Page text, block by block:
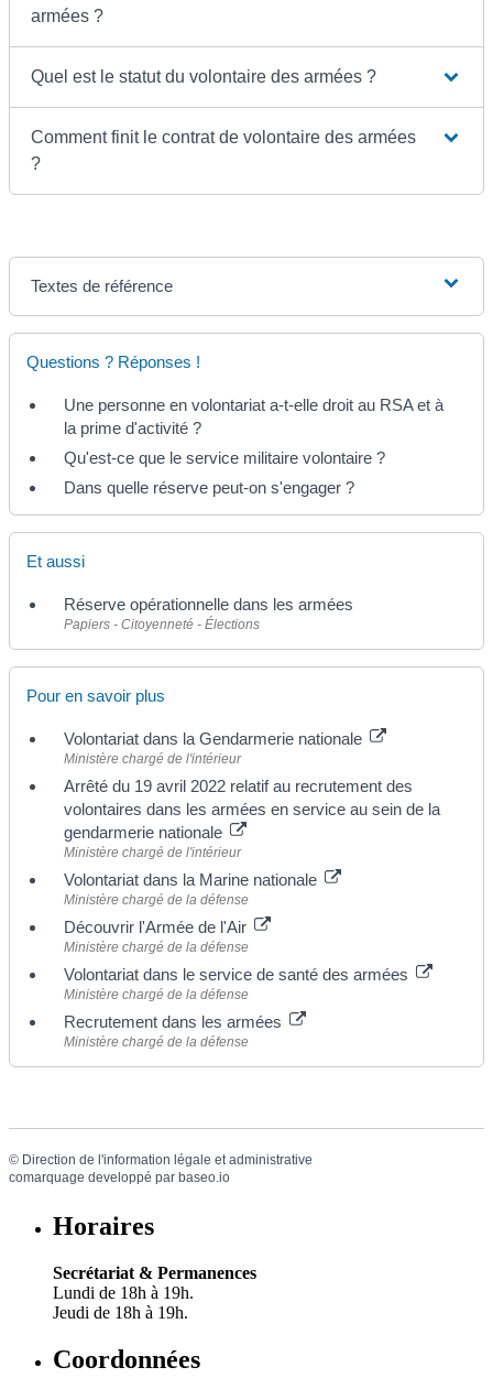
armées ?
Quel est le statut du volontaire des armées ?
Comment finit le contrat de volontaire des armées
?
Textes de référence
Questions ? Réponses !
Une personne en volontariat a-t-elle droit au RSA et à
la prime d'activité ?
Qu'est-ce que le service militaire volontaire ?
Dans quelle réserve peut-on s'engager ?
Et aussi
Réserve opérationnelle dans les armées
Papiers - Citoyenneté - Élections
Pour en savoir plus
Volontariat dans la Gendarmerie nationale
Ministère chargé de l'intérieur
Arrêté du 19 avril 2022 relatif au recrutement des
volontaires dans les armées en service au sein de la
gendarmerie nationale
Ministère chargé de l'intérieur
Volontariat dans la Marine nationale
Ministère chargé de la défense
Découvrir l'Armée de l'Air
Ministère chargé de la défense
Volontariat dans le service de santé des armées
Ministère chargé de la défense
Recrutement dans les armées
Ministère chargé de la défense
© Direction de l'information légale et administrative
comarquage developpé par baseo.io
Horaires
Secrétariat & Permanences
Lundi de 18h à 19h.
Jeudi de 18h à 19h.
Coordonnées